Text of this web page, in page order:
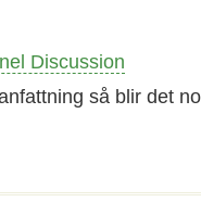
Discussion
så blir det